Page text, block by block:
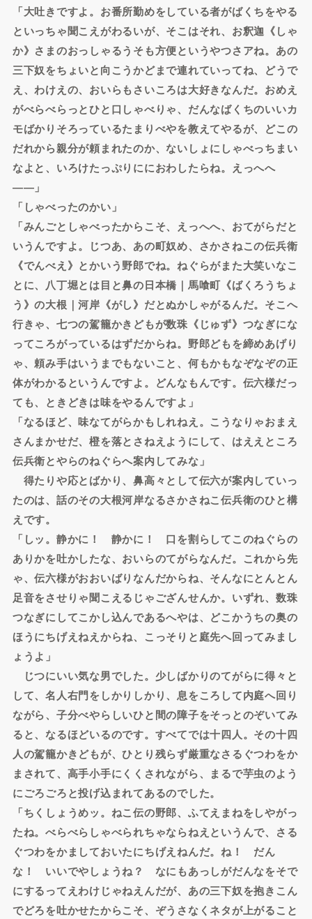
「大吐きですよ。お番所勤めをしている者がばくちをやる
といっちゃ聞こえがわるいが、そこはそれ、お釈迦《しゃ
か》さまのおっしゃるうそも方便というやつさアね。あの
三下奴をちょいと向こうかどまで連れていってね、どうで
え、わけえの、おいらもさいころは大好きなんだ。おめえ
がべらべらっとひと口しゃべりゃ、だんなばくちのいいカ
モばかりそろっているたまりべやを教えてやるが、どこの
だれから親分が頼まれたのか、ないしょにしゃべっちまい
なよと、いろけたっぷりににおわしたらね。えっへへ
――」
「しゃべったのかい」
「みんごとしゃべったからこそ、えっへへ、おてがらだと
いうんですよ。じつあ、あの町奴め、さかさねこの伝兵衛
《でんべえ》とかいう野郎でね。ねぐらがまた大笑いなこ
とに、八丁堀とは目と鼻の日本橋｜馬喰町《ばくろうちょ
う》の大根｜河岸《がし》だとぬかしゃがるんだ。そこへ
行きゃ、七つの駕籠かきどもが数珠《じゅず》つなぎにな
ってころがっているはずだからね。野郎どもを締めあげり
ゃ、頼み手はいうまでもないこと、何もかもなぞなぞの正
体がわかるというんですよ。どんなもんです。伝六様だっ
ても、ときどきは味をやるんですよ」
「なるほど、味なてがらかもしれねえ。こうなりゃおまえ
さんまかせだ、橙を落とさねえようにして、はええところ
伝兵衛とやらのねぐらへ案内してみな」
得たりや応とばかり、鼻高々として伝六が案内していっ
たのは、話のその大根河岸なるさかさねこ伝兵衛のひと構
えです。
「しッ。静かに！ 静かに！ 口を割らしてこのねぐらの
ありかを吐かしたな、おいらのてがらなんだ。これから先
ゃ、伝六様がおおいばりなんだからね、そんなにとんとん
足音をさせりゃ聞こえるじゃござんせんか。いずれ、数珠
つなぎにしてこかし込んであるへやは、どこかうちの奥の
ほうにちげえねえからね、こっそりと庭先へ回ってみまし
ょうよ」
じつにいい気な男でした。少しばかりのてがらに得々と
して、名人右門をしかりしかり、息をころして内庭へ回り
ながら、子分べやらしいひと間の障子をそっとのぞいてみ
ると、なるほどいるのです。すべてでは十四人。その十四
人の駕籠かきどもが、ひとり残らず厳重なさるぐつわをか
まされて、高手小手にくくされながら、まるで芋虫のよう
にごろごろと投げ込まれてあるのでした。
「ちくしょうめッ。ねこ伝の野郎、ふてえまねをしやがっ
たね。べらべらしゃべられちゃならねえというんで、さる
ぐつわをかましておいたにちげえねんだ。ね！ だん
な！ いいでやしょうね？ なにもあっしがだんなをそで
にするってえわけじゃねえんだが、あの三下奴を抱きこん
でどろを吐かせたからこそ、ぞうさなくネタが上がること